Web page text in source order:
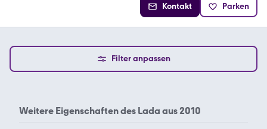
Kontakt Parken
Filter anpassen
Weitere Eigenschaften des Lada aus 2010